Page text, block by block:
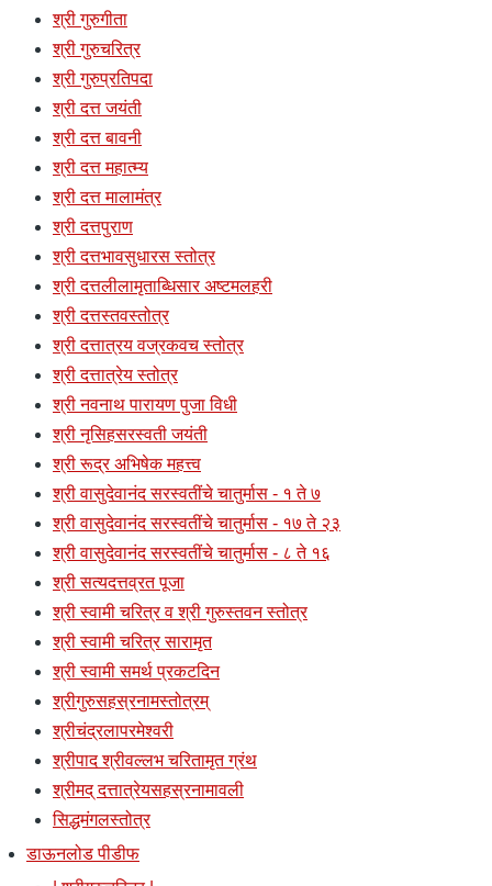
श्री गुरुगीता
श्री गुरुचरित्र
श्री गुरुप्रतिपदा
श्री दत्त जयंती
श्री दत्त बावनी
श्री दत्त महात्म्य
श्री दत्त मालामंत्र
श्री दत्तपुराण
श्री दत्तभावसुधारस स्तोत्र
श्री दत्तलीलामृताब्धिसार अष्टमलहरी
श्री दत्तस्तवस्तोत्र
श्री दत्तात्रय वज्रकवच स्तोत्र
श्री दत्तात्रेय स्तोत्र
श्री नवनाथ पारायण पुजा विधी
श्री नृसिहसरस्वती जयंती
श्री रूद्र अभिषेक महत्त्व
श्री वासुदेवानंद सरस्वतींचे चातुर्मास - १ ते ७
श्री वासुदेवानंद सरस्वतींचे चातुर्मास - १७ ते २३
श्री वासुदेवानंद सरस्वतींचे चातुर्मास - ८ ते १६
श्री सत्यदत्तव्रत पूजा
श्री स्वामी चरित्र व श्री गुरुस्तवन स्तोत्र
श्री स्वामी चरित्र सारामृत
श्री स्वामी समर्थ प्रकटदिन
श्रीगुरुसहस्रनामस्तोत्रम्
श्रीचंद्रलापरमेश्वरी
श्रीपाद श्रीवल्लभ चरितामृत ग्रंथ
श्रीमद् दत्तात्रेयसहस्रनामावली
सिद्धमंगलस्तोत्र
डाऊनलोड पीडीफ